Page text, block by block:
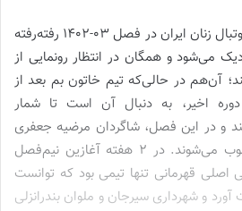
لیگ برتر فوتبال زنان ایران در فصل 03-1402 رفته‌رفته
می‌شود و همگان در انتظار رونمایی از
آن‌هم در حالی‌که تیم خاتون بم بعد از
کسب 9 قهرمانی در 15 دوره اخیر، به دنبال آن است تا شمار
را 2 رقمی کند و در این فصل، شاگردان مرضیه جعفری
مدعی اصلی قهرمانی محسوب می‌شوند. در 2 هفته آغازین نیم‌فصل
در بین 3 مدعی اصلی قهرمانی تنها تیمی بود که توانست
آورد و شهرداری سیرجان و ملوان بندرانزلی